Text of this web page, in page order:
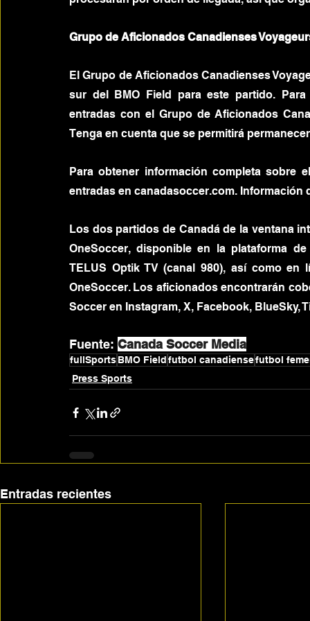
Grupo de Aficionados Canadienses
El Grupo de Aficionados Canadienses
sur del BMO Field para este partido.
entradas con el Grupo de Aficionados
Tenga en cuenta que se permitirá
Para obtener información completa sobre
entradas en canadasoccer.com. Información
Los dos partidos de Canadá de la ventana
OneSoccer, disponible en la plataforma
TELUS Optik TV (canal 980), así como
OneSoccer. Los aficionados encontrarán
Soccer en Instagram, X, Facebook, BlueSky,
Fuente: Canada Soccer Media
fullSportsBMO Fieldfutbol canadiensefutbol
Press Sports
Entradas recientes